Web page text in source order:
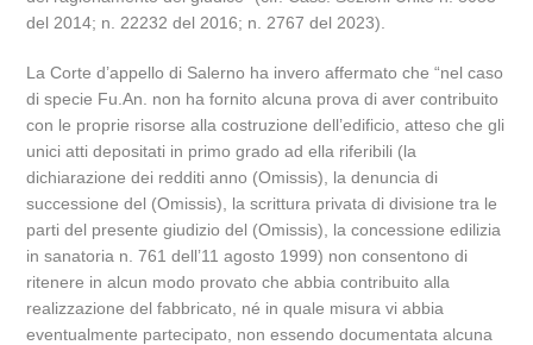
del 2014; n. 22232 del 2016; n. 2767 del 2023).
La Corte d’appello di Salerno ha invero affermato che “nel caso
di specie Fu.An. non ha fornito alcuna prova di aver contribuito
con le proprie risorse alla costruzione dell’edificio, atteso che gli
unici atti depositati in primo grado ad ella riferibili (la
dichiarazione dei redditi anno (Omissis), la denuncia di
successione del (Omissis), la scrittura privata di divisione tra le
parti del presente giudizio del (Omissis), la concessione edilizia
in sanatoria n. 761 dell’11 agosto 1999) non consentono di
ritenere in alcun modo provato che abbia contribuito alla
realizzazione del fabbricato, né in quale misura vi abbia
eventualmente partecipato, non essendo documentata alcuna